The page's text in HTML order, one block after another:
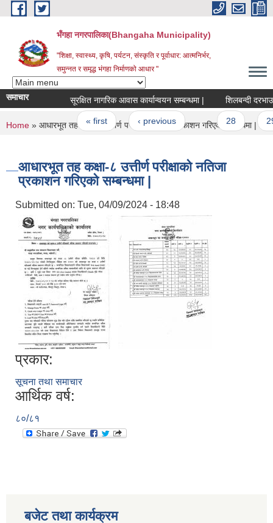
Skip to main content
भँगहा नगरपालिका(Bhangaha Municipality)
"शिक्षा, स्वास्थ्य, कृषि, पर्यटन, संस्कृति र पूर्वाधार: आत्मनिर्भर,
समुन्नत र समृद्ध भंगहा निर्माणको आधार "
समाचार सूरक्षित नागरिक आवास कार्यान्वयन सम्बन्धमा | शिलबन्दी दरभाउ
Pages
« first ‹ previous … 28 29
You are here
Home » आधारभूत तह कक्षा-८ उत्तीर्ण परीक्षाको नतिजा प्रकाशन गरिएको सम्बन्धमा |
आधारभूत तह कक्षा-८ उत्तीर्ण परीक्षाको नतिजा
प्रकाशन गरिएको सम्बन्धमा |
Submitted on: Tue, 04/09/2024 - 18:48
प्रकार:
सूचना तथा समाचार
आर्थिक वर्ष:
८०/८१
बजेट तथा कार्यक्रम